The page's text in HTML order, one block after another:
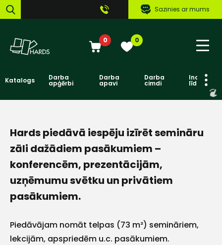
Sazinies ar mums
0 0
Katalogs Darba
apģērbi
Darba
apavi
Darba
cimdi līdzekļi
Hards piedāvā iespēju izīrēt semināru
zāli dažādiem pasākumiem –
konferencēm, prezentācijām,
uzņēmumu svētku un privātiem
pasākumiem.
Piedāvājam nomāt telpas (73 m²) semināriem,
lekcijām, apspriedēm u.c. pasākumiem.